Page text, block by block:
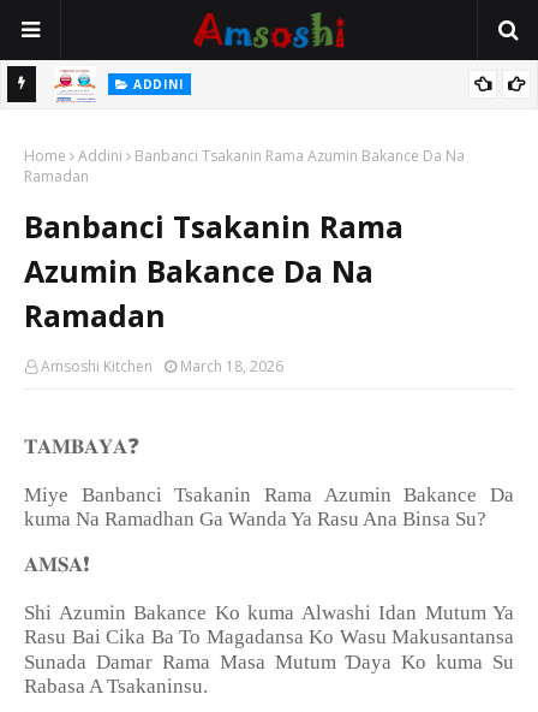
ADDINI
Home Addini
Banbanci Tsakanin Rama Azumin Bakance Da Na
Ramadan
Banbanci Tsakanin Rama
Azumin Bakance Da Na
Ramadan
Amsoshi Kitchen March 18, 2026
𝐓𝐀𝐌𝐁𝐀𝐘𝐀❓
Miye Banbanci Tsakanin Rama Azumin Bakance Da
kuma Na Ramadhan Ga Wanda Ya Rasu Ana Binsa Su?
𝐀𝐌𝐒𝐀❗
Shi Azumin Bakance Ko kuma Alwashi Idan Mutum Ya
Rasu Bai Cika Ba To Magadansa Ko Wasu Makusantansa
Sunada Damar Rama Masa MutumƊaya Ko kuma Su
Rabasa A Tsakaninsu.